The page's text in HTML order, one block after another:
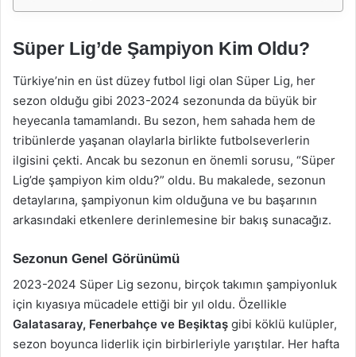
Süper Lig’de Şampiyon Kim Oldu?
Türkiye’nin en üst düzey futbol ligi olan Süper Lig, her
sezon olduğu gibi 2023-2024 sezonunda da büyük bir
heyecanla tamamlandı. Bu sezon, hem sahada hem de
tribünlerde yaşanan olaylarla birlikte futbolseverlerin
ilgisini çekti. Ancak bu sezonun en önemli sorusu, “Süper
Lig’de şampiyon kim oldu?” oldu. Bu makalede, sezonun
detaylarına, şampiyonun kim olduğuna ve bu başarının
arkasındaki etkenlere derinlemesine bir bakış sunacağız.
Sezonun Genel Görünümü
2023-2024 Süper Lig sezonu, birçok takımın şampiyonluk
için kıyasıya mücadele ettiği bir yıl oldu. Özellikle
Galatasaray, Fenerbahçe ve Beşiktaş gibi köklü kulüpler,
sezon boyunca liderlik için birbirleriyle yarıştılar. Her hafta